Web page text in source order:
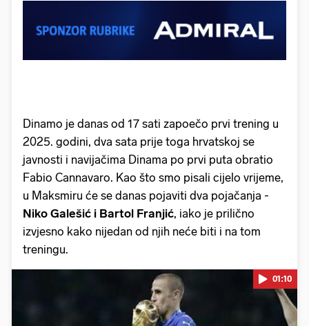
Dinamo je danas od 17 sati zapoečo prvi trening u
2025. godini, dva sata prije toga hrvatskoj se
javnosti i navijačima Dinama po prvi puta obratio
Fabio Cannavaro. Kao što smo pisali cijelo vrijeme,
u Maksmiru će se danas pojaviti dva pojačanja -
Niko Galešić i Bartol Franjić, iako je prilično
izvjesno kako nijedan od njih neće biti i na tom
treningu.
01:10